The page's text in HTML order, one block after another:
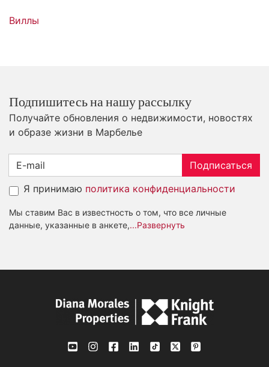
Виллы
Подпишитесь на нашу рассылку
Получайте обновления о недвижимости, новостях
и образе жизни в Марбелье
Подписаться
Я принимаю политика конфиденциальности
Мы ставим Вас в известность о том, что все личные
данные, указанные в анкете,...Развернуть